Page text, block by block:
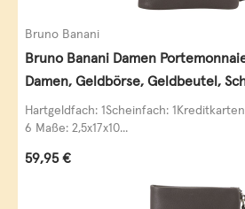
Bruno Banani
Bruno Banani Damen
Damen, Geldbörse, Geldbeutel,
Leder
Hartgeldfach: 1Scheinfach:
6 Maße: 2,5x17x10...
Regulärer Preis:
59,95 €